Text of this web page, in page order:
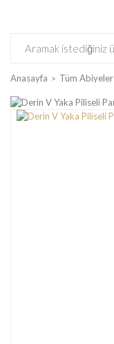
Anasayfa Tüm Abiyeler